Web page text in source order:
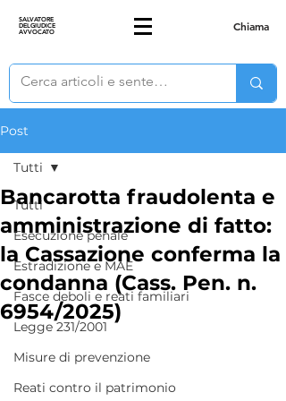
SALVATORE
DELGIUDICE
AVVOCATO Chiama
Post
Tutti
Esecuzione penale
Estradizione e MAE
Fasce deboli e reati familiari
Legge 231/2001
Misure di prevenzione
Reati contro il patrimonio
Tutti
Bancarotta fraudolenta e
amministrazione di fatto:
la Cassazione conferma la
condanna (Cass. Pen. n.
6954/2025)